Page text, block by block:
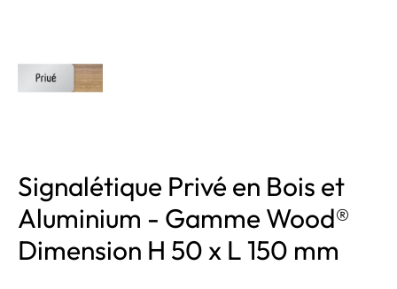
Signalétique Privé en Bois et
Aluminium - Gamme Wood®
Dimension H 50 x L 150 mm